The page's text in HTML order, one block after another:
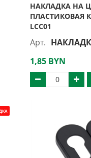
НАКЛАДКА НА
ПЛАСТИКОВАЯ
LCC01
Арт.
1,85 BYN